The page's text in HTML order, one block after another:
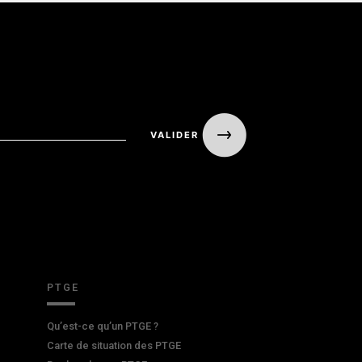
PTGE
Qu’est-ce qu’un PTGE ?
Carte de situation des PTGE